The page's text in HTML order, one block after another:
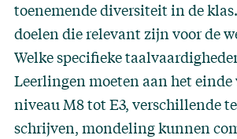
toenemende diversiteit in de
doelen die relevant zijn voor de
Welke specifieke
Leerlingen moeten aan het einde
niveau M8 tot E3, verschillende
schrijven, mondeling kunnen